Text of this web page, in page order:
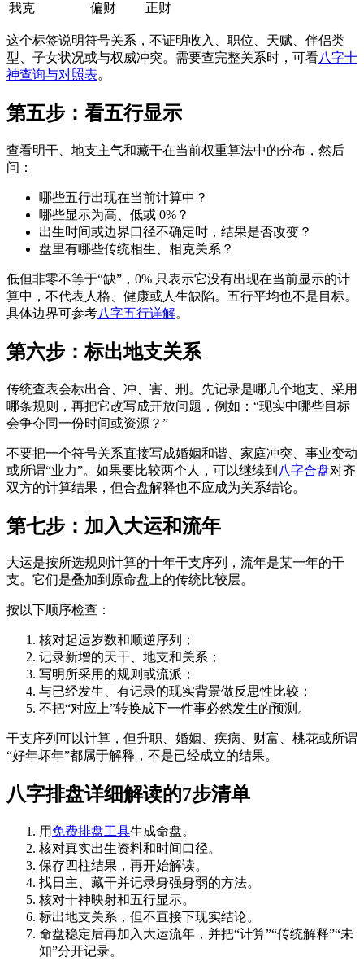
我克
偏财 正财
这个标签说明符号关系，不证明收入、职位、天赋、伴侣类
型、子女状况或与权威冲突。需要查完整关系时，可看八字十
神查询与对照表。
第五步：看五行显示
查看明干、地支主气和藏干在当前权重算法中的分布，然后
问：
哪些五行出现在当前计算中？
哪些显示为高、低或 0%？
出生时间或边界口径不确定时，结果是否改变？
盘里有哪些传统相生、相克关系？
低但非零不等于“缺”，0% 只表示它没有出现在当前显示的计
算中，不代表人格、健康或人生缺陷。五行平均也不是目标。
具体边界可参考八字五行详解。
第六步：标出地支关系
传统查表会标出合、冲、害、刑。先记录是哪几个地支、采用
哪条规则，再把它改写成开放问题，例如：“现实中哪些目标
会争夺同一份时间或资源？”
不要把一个符号关系直接写成婚姻和谐、家庭冲突、事业变动
或所谓“业力”。如果要比较两个人，可以继续到 八字合盘对齐
双方的计算结果，但合盘解释也不应成为关系结论。
第七步：加入大运和流年
大运是按所选规则计算的十年干支序列，流年是某一年的干
支。它们是叠加到原命盘上的传统比较层。
按以下顺序检查：
核对起运岁数和顺逆序列；
记录新增的天干、地支和关系；
写明所采用的规则或流派；
与已经发生、有记录的现实背景做反思性比较；
不把“对应上”转换成下一件事必然发生的预测。
干支序列可以计算，但升职、婚姻、疾病、财富、桃花或所谓
“好年坏年”都属于解释，不是已经成立的结果。
八字排盘详细解读的7步清单
用 免费排盘工具生成命盘。
核对真实出生资料和时间口径。
保存四柱结果，再开始解读。
找日主、藏干并记录身强身弱的方法。
核对十神映射和五行显示。
标出地支关系，但不直接下现实结论。
命盘稳定后再加入大运流年，并把“计算”“传统解释”“未
知”分开记录。